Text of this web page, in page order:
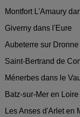
Montfort L'Amaury
Giverny dans l'Eure
Aubeterre sur
Saint-Bertrand de
Ménerbes dans le
Batz-sur-Mer en
Les Anses d'Arlet en